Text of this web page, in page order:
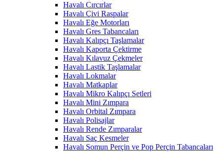
Havalı Cırcırlar
Havalı Çivi Raspalar
Havalı Eğe Motorları
Havalı Gres Tabancaları
Havalı Kalıpçı Taşlamalar
Havalı Kaporta Çektirme
Havalı Kılavuz Çekmeler
Havalı Lastik Taşlamalar
Havalı Lokmalar
Havalı Matkaplar
Havalı Mikro Kalıpçı Setleri
Havalı Mini Zımpara
Havalı Orbital Zımpara
Havalı Polisajlar
Havalı Rende Zımparalar
Havalı Saç Kesmeler
Havalı Somun Perçin ve Pop Perçin Tabancaları